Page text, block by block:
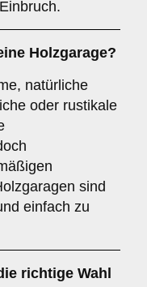
Holzgarage?
natürliche
oder rustikale
sind
einfach zu
richtige Wahl